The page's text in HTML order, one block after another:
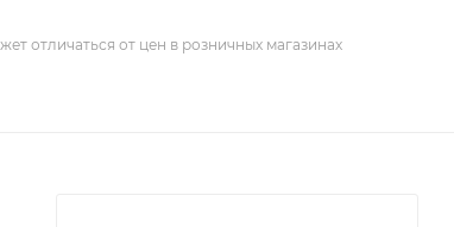
отличаться от цен в розничных магазинах